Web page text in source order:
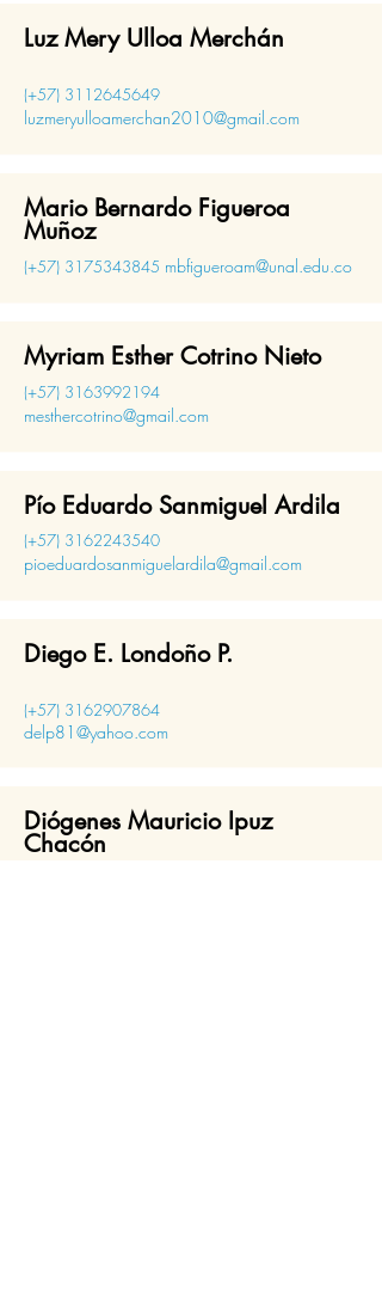
Luz Mery Ulloa Merchán
(+57) 3112645649
luzmeryulloamerchan2010@gmail.com
Mario Bernardo Figueroa
Muñoz
(+57) 3175343845 mbfigueroam@unal.edu.co
Myriam Esther Cotrino Nieto
(+57) 3163992194
mesthercotrino@gmail.com
Pío Eduardo Sanmiguel Ardila
(+57) 3162243540
pioeduardosanmiguelardila@gmail.com
Diego E. Londoño P.
(+57) 3162907864
delp81@yahoo.com
Diógenes Mauricio Ipuz
Chacón